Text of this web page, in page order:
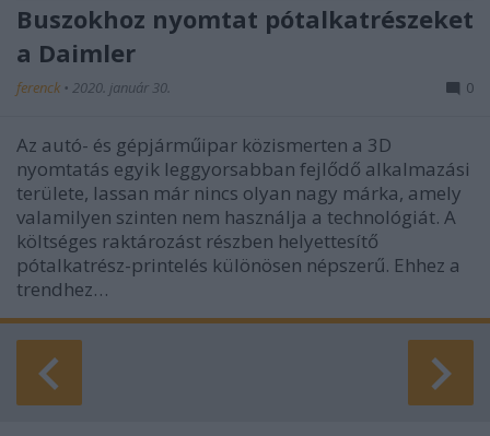
Buszokhoz nyomtat pótalkatrészeket
a Daimler
ferenck • 2020. január 30. 0
Az autó- és gépjárműipar közismerten a 3D
nyomtatás egyik leggyorsabban fejlődő alkalmazási
területe, lassan már nincs olyan nagy márka, amely
valamilyen szinten nem használja a technológiát. A
költséges raktározást részben helyettesítő
pótalkatrész-printelés különösen népszerű. Ehhez a
trendhez…